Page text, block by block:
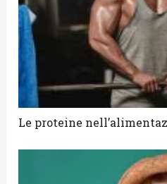
Le proteine